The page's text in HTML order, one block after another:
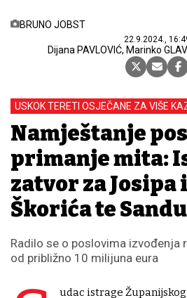
BRUNO JOBST
22.9.2024.,
Dijana PAVLOVIĆ, Marinko
USKOK TERETI OSJEČANE ZA VIŠE
Namještanje
primanje mita:
zatvor za Josipa
Škorića te
Radilo se o poslovima izvođenja
od približno 10 milijuna eura
udac istrage